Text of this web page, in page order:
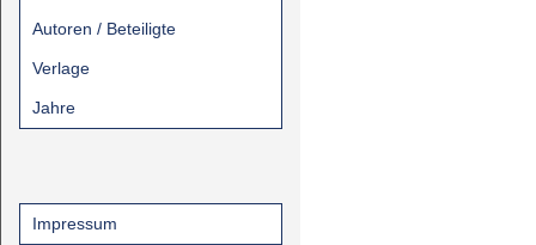
Autoren / Beteiligte
Verlage
Jahre
Impressum